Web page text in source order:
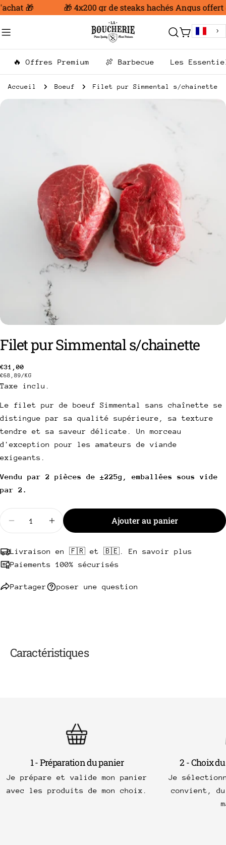
Aller
contenu
🎁 🎁 4x200 gr de steaks hachés Angus offert
Chariot
🔥 Offres Premium 🍖 Barbecue Les
Accueil Boeuf Filet pur Simmental s/chainette
Passer
le média 0 en mode modal
Filet pur Simmental s/chainette
Prix
habituel
€31,00
PRIX
UNITAIRE
€68,89/PAR
KG
Taxe inclu.
Le filet pur de boeuf Simmental sans chaînette se
distingue par sa qualité supérieure, sa texture
tendre et sa saveur délicate. Un morceau
d'exception pour les amateurs de viande
exigeants.
Vendu par 2 pièces de ±225g, emballées sous vide
par 2.
Diminuer la quantité pour Filet pur Simmental s/
Augmenter la quantité pour Filet pur
Ajouter au panier
Livraison en 🇫🇷 et 🇧🇪. En savoir plus
Paiements 100% sécurisés
Partager
Partager ce produit
Partager
poser une question
Votre
email
Votre
téléphone
Votre
Les champs marqués * sont obligatoires.
Envoyer une question
Caractéristiques
1 - Préparation du panier
Je prépare et valide mon panier
avec les produits de mon choix.
2 - Choix
Je
convient,